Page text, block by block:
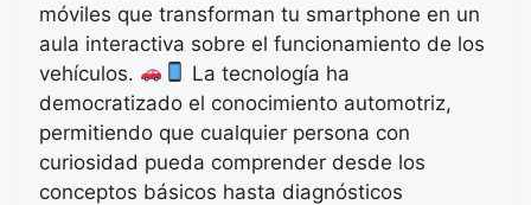
móviles que transforman tu smartphone en un
aula interactiva sobre el funcionamiento de los
vehículos.
La tecnología ha
democratizado el conocimiento automotriz,
permitiendo que cualquier persona con
curiosidad pueda comprender desde los
conceptos básicos hasta diagnósticos